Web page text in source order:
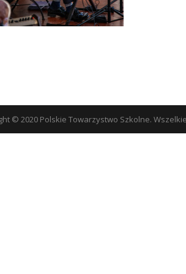
© 2020 Polskie Towarzystwo Szkolne.